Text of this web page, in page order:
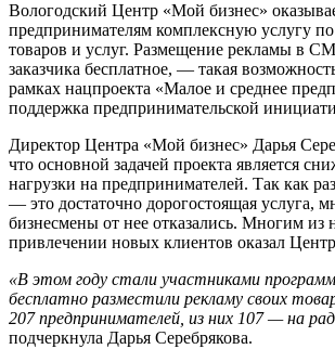
Вологодский Центр «Мой бизнес»
предпринимателям комплексную услугу
товаров и услуг. Размещение рекламы в
заказчика бесплатное, — такая
рамках нацпроекта «Малое и среднее
поддержка предпринимательской
Директор Центра «Мой бизнес» Дарья
что основной задачей проекта является
нагрузки на предпринимателей. Так как
— это достаточно дорогостоящая услуга,
бизнесмены от нее отказались. Многим из
привлечении новых клиентов оказал
«В этом году стали участниками
бесплатно разместили рекламу своих
207 предпринимателей, из них 107 — на
подчеркнула Дарья Серебрякова.